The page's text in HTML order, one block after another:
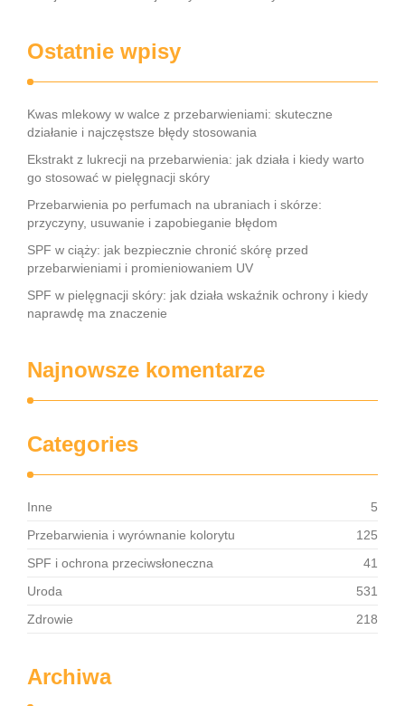
Ostatnie wpisy
Kwas mlekowy w walce z przebarwieniami: skuteczne
działanie i najczęstsze błędy stosowania
Ekstrakt z lukrecji na przebarwienia: jak działa i kiedy warto
go stosować w pielęgnacji skóry
Przebarwienia po perfumach na ubraniach i skórze:
przyczyny, usuwanie i zapobieganie błędom
SPF w ciąży: jak bezpiecznie chronić skórę przed
przebarwieniami i promieniowaniem UV
SPF w pielęgnacji skóry: jak działa wskaźnik ochrony i kiedy
naprawdę ma znaczenie
Najnowsze komentarze
Categories
Inne
5
Przebarwienia i wyrównanie kolorytu
125
SPF i ochrona przeciwsłoneczna
41
Uroda
531
Zdrowie
218
Archiwa